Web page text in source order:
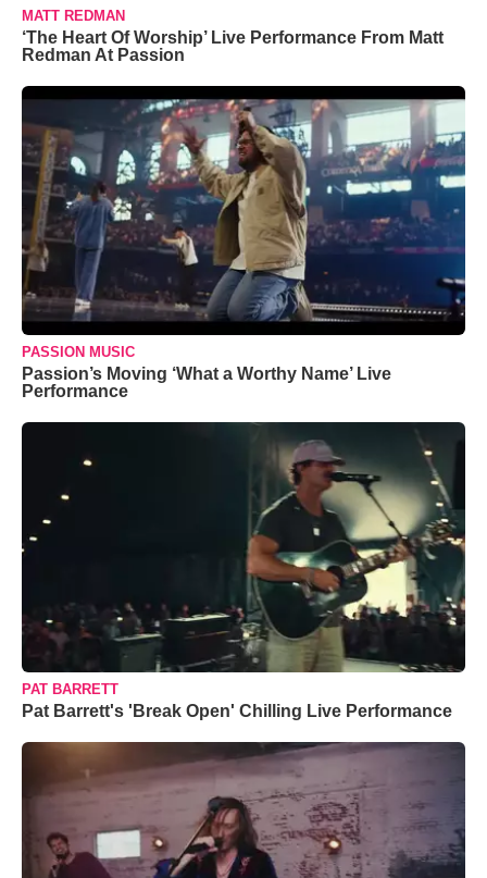
MATT REDMAN
‘The Heart Of Worship’ Live Performance From Matt
Redman At Passion
PASSION MUSIC
Passion’s Moving ‘What a Worthy Name’ Live
Performance
PAT BARRETT
Pat Barrett's 'Break Open' Chilling Live Performance